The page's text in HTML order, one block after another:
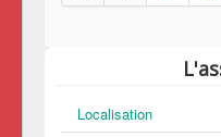
Localisation